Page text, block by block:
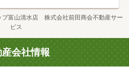
プ富山清水店 株式会社前田商会不動産サー
ビス
会社情報